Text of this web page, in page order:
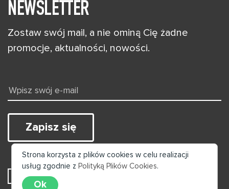
Strona korzysta z plików cookies w celu realizacji
usług zgodnie zPolityką Plików Cookies.
Ok
NEWSLETTER
Zostaw swój mail, a nie ominą Cię żadne
promocje, aktualności, nowości.
Zapisz się
Wyrażam zgodę na przetwarzanie moich danych